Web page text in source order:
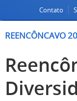
Contato
REENCÔNCAVO